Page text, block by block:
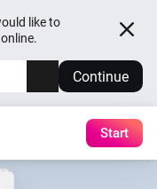
like to
Continue
Start